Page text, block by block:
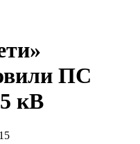
ПС
кВ